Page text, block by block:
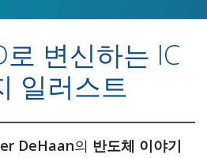
변신하는 IC
일러스트
DeHaan의 반도체 이야기